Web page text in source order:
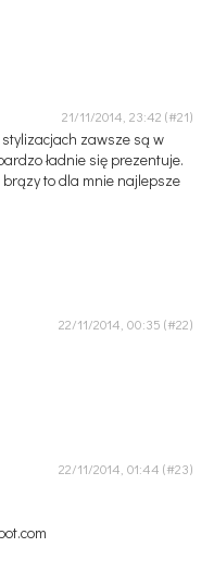
21/11/2014, 23:42
zawsze są w
ładnie się prezentuje.
brązy to dla mnie najlepsze
22/11/2014, 00:35
22/11/2014, 01:44